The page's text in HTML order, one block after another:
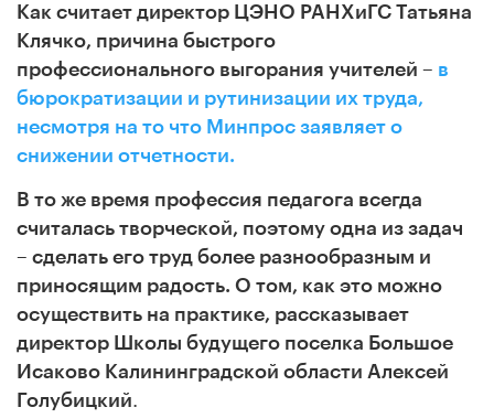
Как считает директор ЦЭНО РАНХиГС Татьяна
Клячко, причина быстрого
профессионального выгорания учителей – в
бюрократизации и рутинизации их труда,
несмотря на то что Минпрос заявляет о
снижении отчетности.
В то же время профессия педагога всегда
считалась творческой, поэтому одна из задач
– сделать его труд более разнообразным и
приносящим радость. О том, как это можно
осуществить на практике, рассказывает
директор Школы будущего поселка Большое
Исаково Калининградской области Алексей
Голубицкий